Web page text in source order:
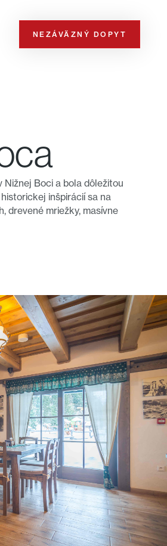
NEZÁVÄZNÝ DOPYT
Nižnej Boci a bola dôležitou
inšpirácií sa na
drevené mriežky, masívne